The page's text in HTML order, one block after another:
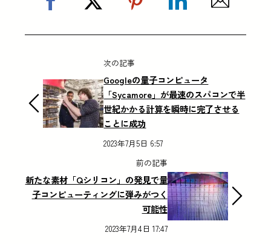
次の記事
Googleの量子コンピュータ
「Sycamore」が最速のスパコンで半
世紀かかる計算を瞬時に完了させる
ことに成功
2023年7月5日 6:57
前の記事
新たな素材「Qシリコン」の発見で量
子コンピューティングに弾みがつく
可能性
2023年7月4日 17:47